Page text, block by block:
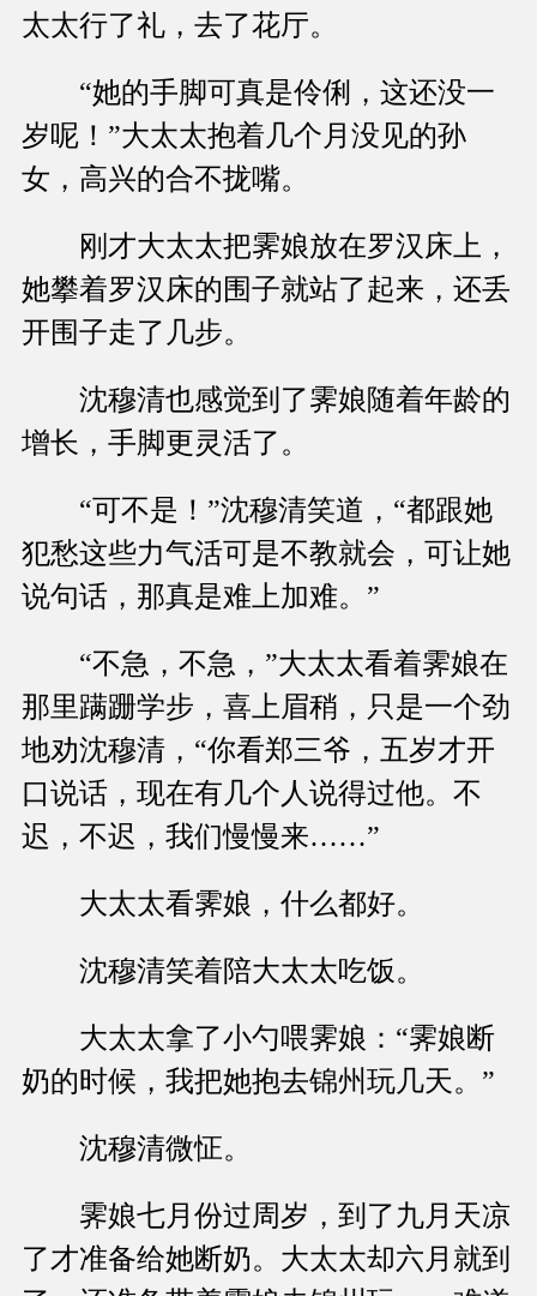
太太行了礼，去了花厅。
“她的手脚可真是伶俐，这还没一
岁呢！”大太太抱着几个月没见的孙
女，高兴的合不拢嘴。
刚才大太太把霁娘放在罗汉床上，
她攀着罗汉床的围子就站了起来，还丢
开围子走了几步。
沈穆清也感觉到了霁娘随着年龄的
增长，手脚更灵活了。
“可不是！”沈穆清笑道，“都跟她
犯愁这些力气活可是不教就会，可让她
说句话，那真是难上加难。”
“不急，不急，”大太太看着霁娘在
那里蹒跚学步，喜上眉稍，只是一个劲
地劝沈穆清，“你看郑三爷，五岁才开
口说话，现在有几个人说得过他。不
迟，不迟，我们慢慢来……”
大太太看霁娘，什么都好。
沈穆清笑着陪大太太吃饭。
大太太拿了小勺喂霁娘：“霁娘断
奶的时候，我把她抱去锦州玩几天。”
沈穆清微怔。
霁娘七月份过周岁，到了九月天凉
了才准备给她断奶。大太太却六月就到